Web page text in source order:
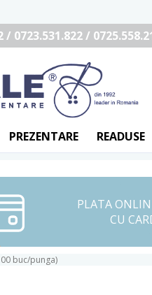
/
PREZENTARE READUSE
PLATA
CU
buc/punga)